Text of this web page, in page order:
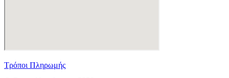
Τρόποι Πληρωμής